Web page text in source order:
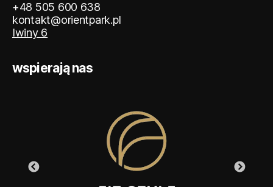
+48 505 600 638
kontakt@orientpark.pl
Iwiny 6
wspierają nas